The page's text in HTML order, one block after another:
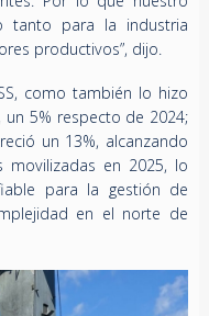
tanto para la industria
productivos”, dijo.
como también lo hizo
5% respecto de 2024;
un 13%, alcanzando
movilizadas en 2025, lo
para la gestión de
en el norte de